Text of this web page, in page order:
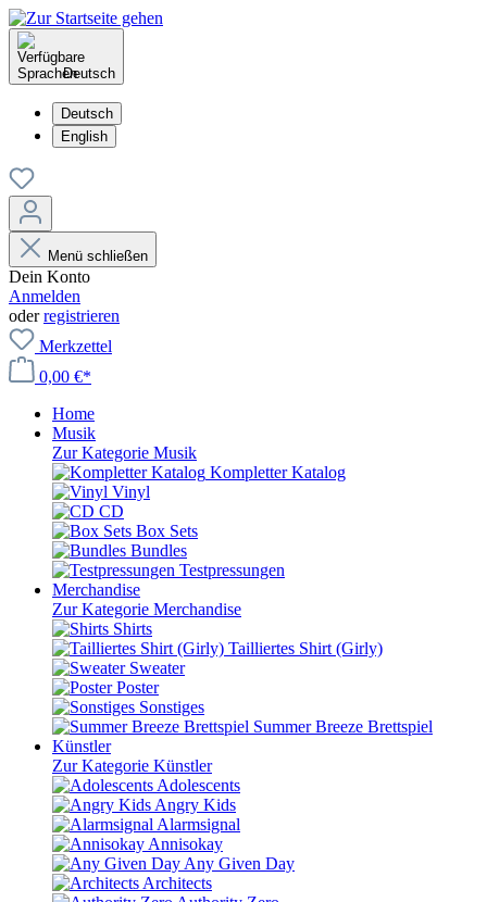
Deutsch
Deutsch
English
Menü schließen
Dein Konto
Anmelden
oderregistrieren
Merkzettel
0,00 €*
Home
Musik
Zur Kategorie Musik
Kompletter Katalog
Vinyl
CD
Box Sets
Bundles
Testpressungen
Merchandise
Zur Kategorie Merchandise
Shirts
Tailliertes Shirt (Girly)
Sweater
Poster
Sonstiges
Summer Breeze Brettspiel
Künstler
Zur Kategorie Künstler
Adolescents
Angry Kids
Alarmsignal
Annisokay
Any Given Day
Architects